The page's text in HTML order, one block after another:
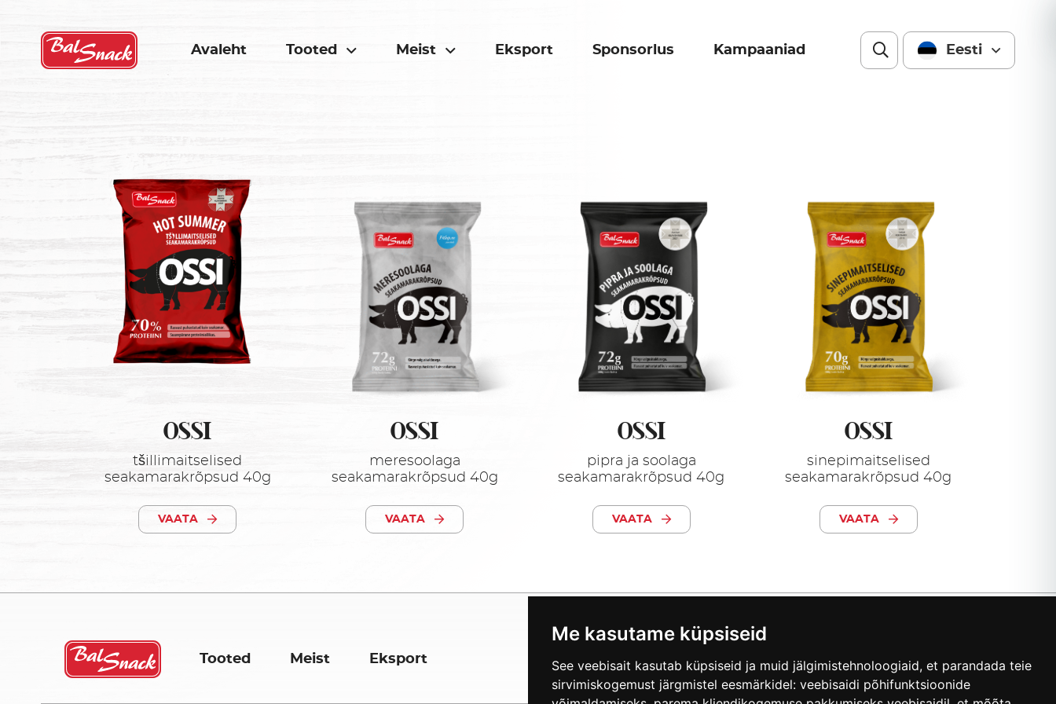
Me kasutame küpsiseid
See veebisait kasutab küpsiseid ja muid jälgimistehnoloogiaid, et parandada teie
sirvimiskogemust järgmistel eesmärkidel: veebisaidi põhifunktsioonide
Avaleht Tooted Meist Eksport Sponsorlus Kampaaniad Eesti
OSSI
tšillimaitselised
seakamarakrõpsud 40g
VAATA
OSSI
meresoolaga
seakamarakrõpsud 40g
VAATA
OSSI
pipra ja soolaga
seakamarakrõpsud 40g
VAATA
OSSI
sinepimaitselised
seakamarakrõpsud 40g
VAATA
Tooted Meist Eksport